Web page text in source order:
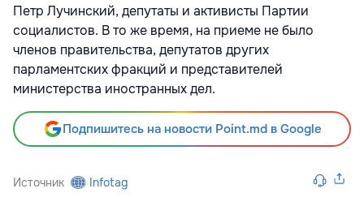
Петр Лучинский, депутаты и активисты Партии
социалистов. В то же время, на приеме не было
членов правительства, депутатов других
парламентских фракций и представителей
министерства иностранных дел.
Подпишитесь на новости Point.md в Google
Источник Infotag